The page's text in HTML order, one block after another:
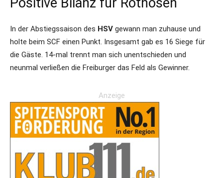
In der Abstiegssaison des HSV gewann man zuhause und
holte beim SCF einen Punkt. Insgesamt gab es 16 Siege für
die Gäste. 14-mal trennt man sich unentschieden und
neunmal verließen die Freiburger das Feld als Gewinner.
Anzeige